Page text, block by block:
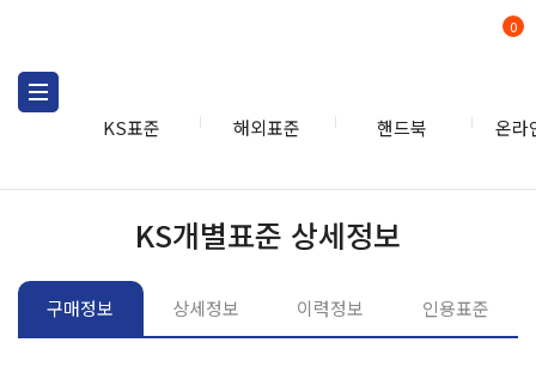
KS표준 해외표준 핸드북 온라
0
KS개별표준 상세정보
구매정보 상세정보 이력정보 인용표준